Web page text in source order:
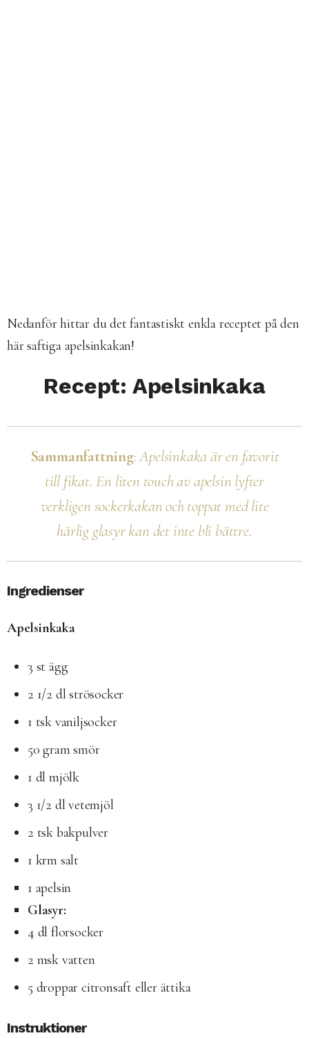
Nedanför hittar du det fantastiskt enkla receptet på den
här saftiga apelsinkakan!
Recept: Apelsinkaka
Sammanfattning:Apelsinkaka är en favorit
till fikat. En liten touch av apelsin lyfter
verkligen sockerkakan och toppat med lite
härlig glasyr kan det inte bli bättre.
Ingredienser
Apelsinkaka
3 st ägg
2 1/2 dl strösocker
1 tsk vaniljsocker
50 gram smör
1 dl mjölk
3 1/2 dl vetemjöl
2 tsk bakpulver
1 krm salt
1 apelsin
Glasyr:
4 dl florsocker
2 msk vatten
5 droppar citronsaft eller ättika
Instruktioner